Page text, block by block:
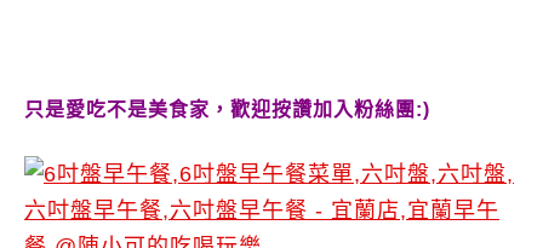
只是愛吃不是美食家，歡迎按讚加入粉絲團:)